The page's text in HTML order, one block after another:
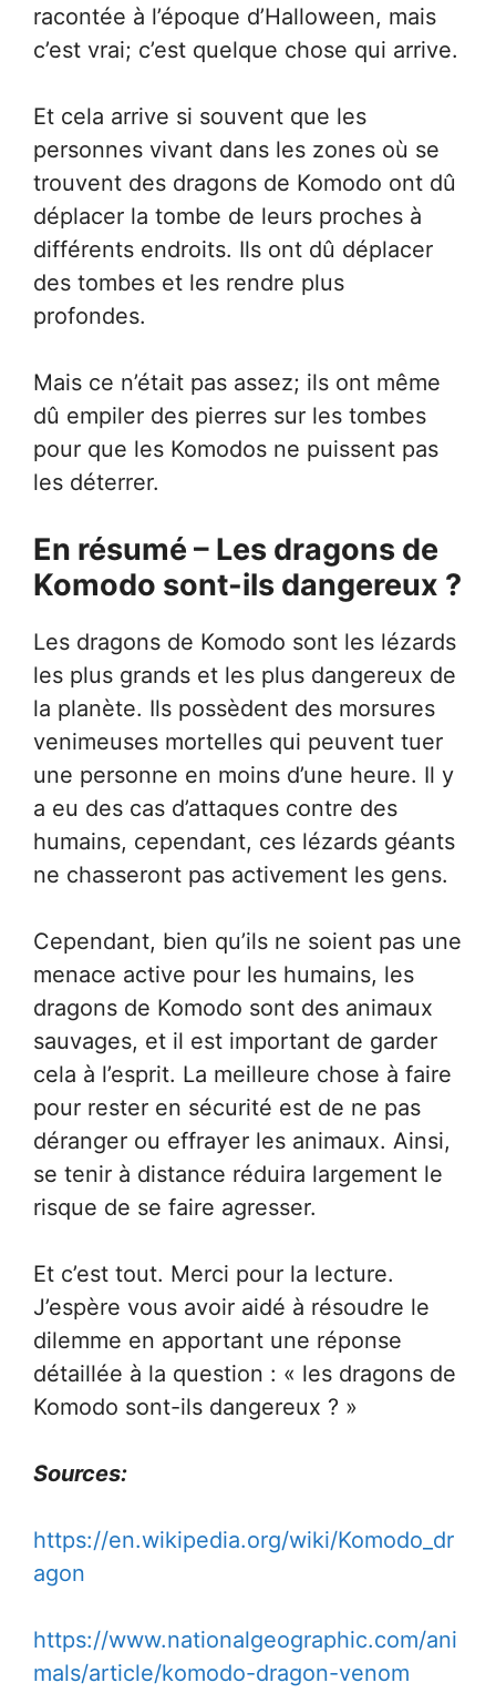
racontée à l’époque d’Halloween, mais
c’est vrai; c’est quelque chose qui arrive.
Et cela arrive si souvent que les
personnes vivant dans les zones où se
trouvent des dragons de Komodo ont dû
déplacer la tombe de leurs proches à
différents endroits. Ils ont dû déplacer
des tombes et les rendre plus
profondes.
Mais ce n’était pas assez; ils ont même
dû empiler des pierres sur les tombes
pour que les Komodos ne puissent pas
les déterrer.
En résumé – Les dragons de
Komodo sont-ils dangereux ?
Les dragons de Komodo sont les lézards
les plus grands et les plus dangereux de
la planète. Ils possèdent des morsures
venimeuses mortelles qui peuvent tuer
une personne en moins d’une heure. Il y
a eu des cas d’attaques contre des
humains, cependant, ces lézards géants
ne chasseront pas activement les gens.
Cependant, bien qu’ils ne soient pas une
menace active pour les humains, les
dragons de Komodo sont des animaux
sauvages, et il est important de garder
cela à l’esprit. La meilleure chose à faire
pour rester en sécurité est de ne pas
déranger ou effrayer les animaux. Ainsi,
se tenir à distance réduira largement le
risque de se faire agresser.
Et c’est tout. Merci pour la lecture.
J’espère vous avoir aidé à résoudre le
dilemme en apportant une réponse
détaillée à la question : « les dragons de
Komodo sont-ils dangereux ? »
Sources:
https://en.wikipedia.org/wiki/Komodo_dr
agon
https://www.nationalgeographic.com/ani
mals/article/komodo-dragon-venom